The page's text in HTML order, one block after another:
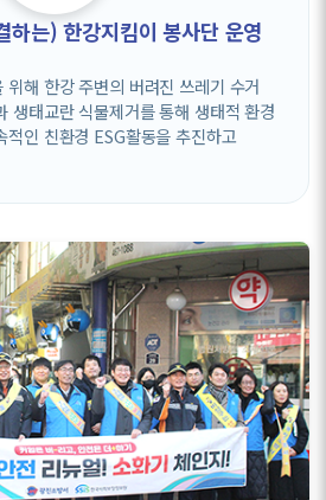
하는) 한강지킴이 봉사단 운영
위해 한강 주변의 버려진 쓰레기 수거
생태교란 식물제거를 통해 생태적 환경
적인 친환경 ESG활동을 추진하고